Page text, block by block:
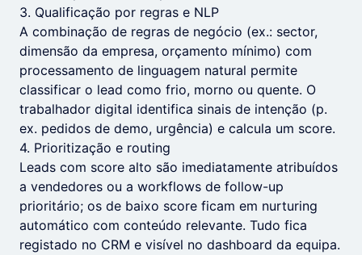
3. Qualificação por regras e NLP
A combinação de regras de negócio (ex.: sector,
dimensão da empresa, orçamento mínimo) com
processamento de linguagem natural permite
classificar o lead como frio, morno ou quente. O
trabalhador digital identifica sinais de intenção (p.
ex. pedidos de demo, urgência) e calcula um score.
4. Prioritização e routing
Leads com score alto são imediatamente atribuídos
a vendedores ou a workflows de follow-up
prioritário; os de baixo score ficam em nurturing
automático com conteúdo relevante. Tudo fica
registado no CRM e visível no dashboard da equipa.